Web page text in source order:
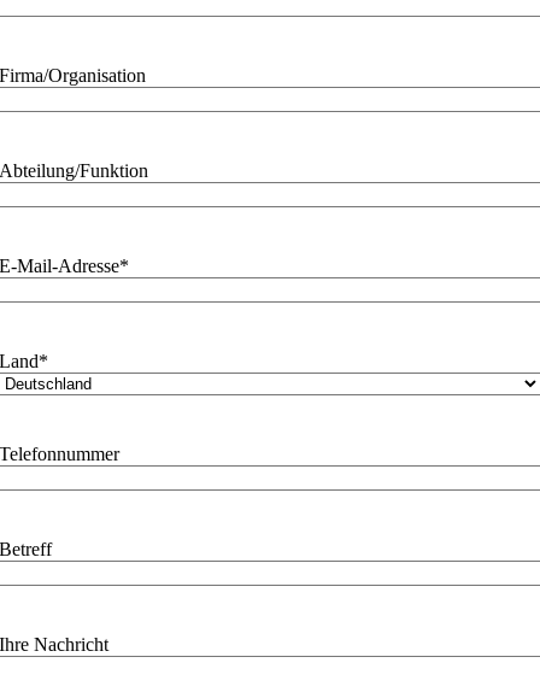
Firma/Organisation
Abteilung/Funktion
E-Mail-Adresse*
Land*
Telefonnummer
Betreff
Ihre Nachricht